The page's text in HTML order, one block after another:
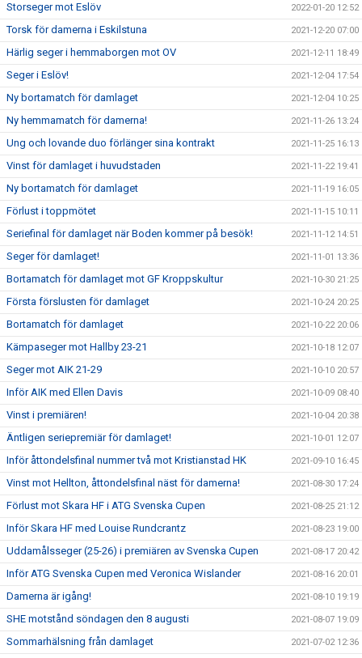
Storseger mot Eslöv 2022-01-20 12:52
Torsk för damerna i Eskilstuna 2021-12-20 07:00
Härlig seger i hemmaborgen mot OV 2021-12-11 18:49
Seger i Eslöv! 2021-12-04 17:54
Ny bortamatch för damlaget 2021-12-04 10:25
Ny hemmamatch för damerna! 2021-11-26 13:24
Ung och lovande duo förlänger sina kontrakt 2021-11-25 16:13
Vinst för damlaget i huvudstaden 2021-11-22 19:41
Ny bortamatch för damlaget 2021-11-19 16:05
Förlust i toppmötet 2021-11-15 10:11
Seriefinal för damlaget när Boden kommer på besök! 2021-11-12 14:51
Seger för damlaget! 2021-11-01 13:36
Bortamatch för damlaget mot GF Kroppskultur 2021-10-30 21:25
Första förslusten för damlaget 2021-10-24 20:25
Bortamatch för damlaget 2021-10-22 20:06
Kämpaseger mot Hallby 23-21 2021-10-18 12:07
Seger mot AIK 21-29 2021-10-10 20:57
Inför AIK med Ellen Davis 2021-10-09 08:40
Vinst i premiären! 2021-10-04 20:38
Äntligen seriepremiär för damlaget! 2021-10-01 12:07
Inför åttondelsfinal nummer två mot Kristianstad HK 2021-09-10 16:45
Vinst mot Hellton, åttondelsfinal näst för damerna! 2021-08-30 17:24
Förlust mot Skara HF i ATG Svenska Cupen 2021-08-25 21:12
Inför Skara HF med Louise Rundcrantz 2021-08-23 19:00
Uddamålsseger (25-26) i premiären av Svenska Cupen 2021-08-17 20:42
Inför ATG Svenska Cupen med Veronica Wislander 2021-08-16 20:01
Damerna är igång! 2021-08-10 19:19
SHE motstånd söndagen den 8 augusti 2021-08-07 19:09
Sommarhälsning från damlaget 2021-07-02 12:36